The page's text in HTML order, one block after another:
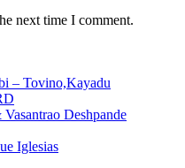
next time I comment.
– Tovino,Kayadu
Deshpande
Iglesias